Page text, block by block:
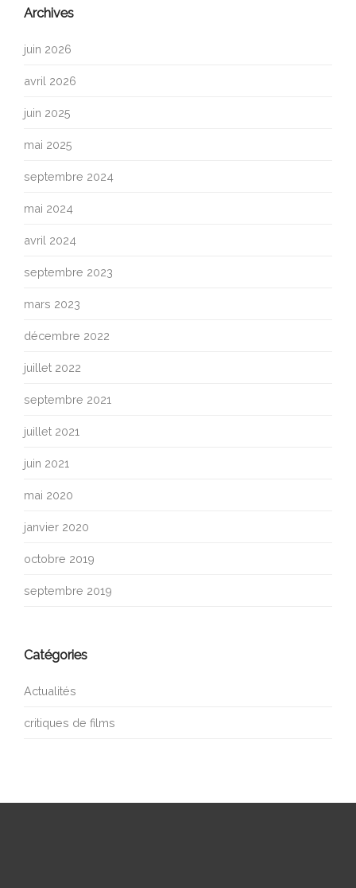
Archives
juin 2026
avril 2026
juin 2025
mai 2025
septembre 2024
mai 2024
avril 2024
septembre 2023
mars 2023
décembre 2022
juillet 2022
septembre 2021
juillet 2021
juin 2021
mai 2020
janvier 2020
octobre 2019
septembre 2019
Catégories
Actualités
critiques de films